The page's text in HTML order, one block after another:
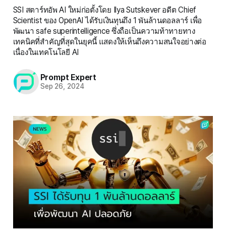
SSI สตาร์ทอัพ AI ใหม่ก่อตั้งโดย Ilya Sutskever อดีต Chief
Scientist ของ OpenAI ได้รับเงินทุนถึง 1 พันล้านดอลลาร์ เพื่อ
พัฒนา safe superintelligence ซึ่งถือเป็นความท้าทายทาง
เทคนิคที่สำคัญที่สุดในยุคนี้ แสดงให้เห็นถึงความสนใจอย่างต่อ
เนื่องในเทคโนโลยี AI
Prompt Expert
Sep 26, 2024